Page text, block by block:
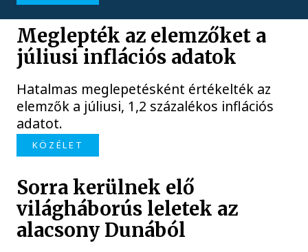
Meglepték az elemzőket a
júliusi inflációs adatok
Hatalmas meglepetésként értékelték az
elemzők a júliusi, 1,2 százalékos inflációs
adatot.
KÖZÉLET
Sorra kerülnek elő
világháborús leletek az
alacsony Dunából